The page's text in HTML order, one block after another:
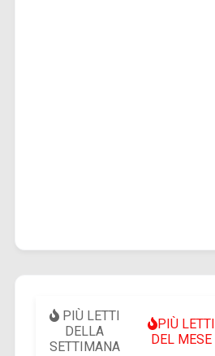
PIÙ LETTI
DELLA
SETTIMANA
PIÙ LETTI
DEL MESE